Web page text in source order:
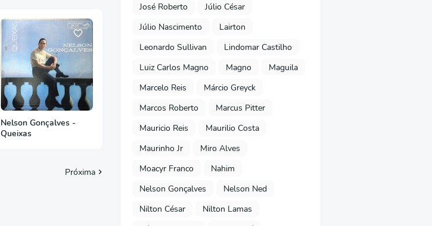
Nelson Gonçalves -
Queixas
Próxima
José Roberto
Júlio César
Júlio Nascimento
Lairton
Leonardo Sullivan
Lindomar Castilho
Luiz Carlos Magno
Magno
Maguila
Marcelo Reis
Márcio Greyck
Marcos Roberto
Marcus Pitter
Mauricio Reis
Maurilio Costa
Maurinho Jr
Miro Alves
Moacyr Franco
Nahim
Nelson Gonçalves
Nelson Ned
Nilton César
Nilton Lamas